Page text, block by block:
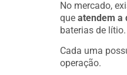
No mercado,
que atendem a
baterias de lítio.
Cada uma
operação.